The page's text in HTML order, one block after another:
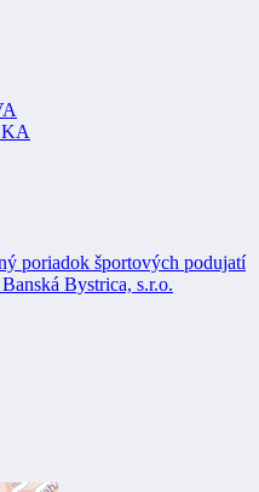
poriadok športových podujatí
Bystrica, s.r.o.